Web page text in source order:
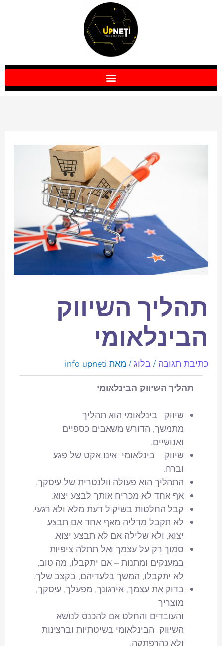
תהליך השיווק
הבינלאומי
כתיבת תגובה / בלוג/ מאת info upneti
תהליך השיווק הבינלאומי
שיווק בינלאומי הוא תהליך
מתמשך, הדורש משאבים כספיים
ואנושיים.
שיווק בינלאומי אינו אקט של פגע
וברח.
התהליך הוא פעולה וולנטרית של עיסקך.
אף אחד לא מכריח אותך לבצע יצוא.
קבל החלטות בשיקול דעת מלא ולא רגעי.
לא תקבל מדליה מאף אחד אם תבצע
יצוא, ולא שלילה אם לא תבצע יצוא.
סמוך רק על עצמך ואל תתלה ציפיות
במענקים ומתנות – אם יתקבלו, מה טוב,
לא יתקבלו, המשך בלעדיהם, בקצב שלך.
בדוק את עצמך, אירגונך, מפעלך, עיסקך,
מוצריך
והעובדים והחלט אם להכנס לנושא
השיווק הבינלאומי בשיטתיות וברצינות
ולא כהרפתקה.